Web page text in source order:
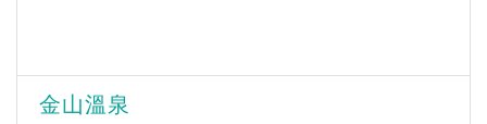
金山溫泉